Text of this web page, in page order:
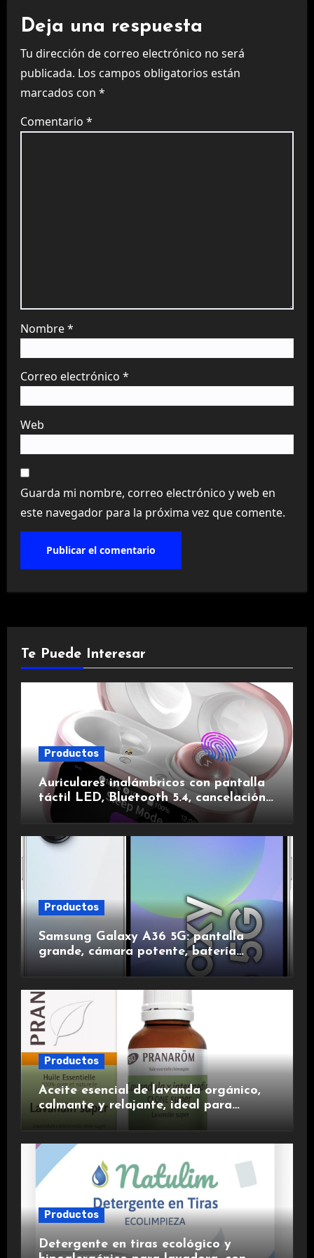
Deja una respuesta
Tu dirección de correo electrónico no será
publicada. Los campos obligatorios están
marcados con *
Comentario *
Nombre*
Correo electrónico *
Web
Guarda mi nombre, correo electrónico y web en
este navegador para la próxima vez que comente.
Te Puede Interesar
Productos
Auriculares inalámbricos con pantalla
táctil LED, Bluetooth 5.4, cancelación
de ruido, impermeables y de larga
duración.
Productos
Samsung Galaxy A36 5G: pantalla
grande, cámara potente, batería
duradera y carga rápida para una
experiencia premium.
Productos
Aceite esencial de lavanda orgánico,
calmante y relajante, ideal para
Productos
Detergente en tiras ecológico y